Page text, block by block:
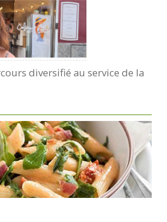
diversifié au service de la